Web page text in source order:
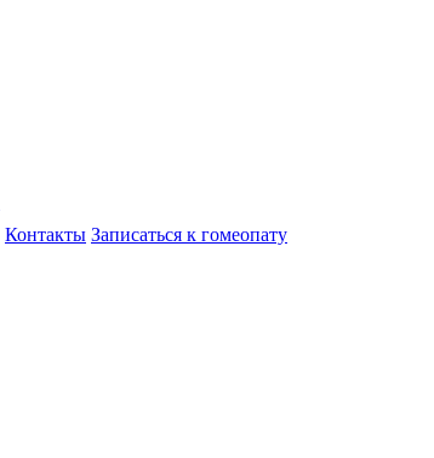
Контакты Записаться к гомеопату